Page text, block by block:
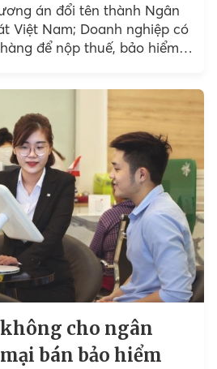
án đổi tên thành Ngân
Việt Nam; Doanh nghiệp có
để nộp thuế, bảo hiểm
cho ngân
bán bảo hiểm